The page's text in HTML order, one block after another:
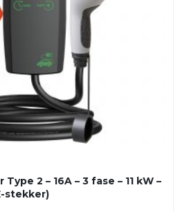
2 – 16A – 3 fase – 11 kW –
stekker)